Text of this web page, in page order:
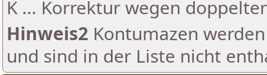
K ... Korrektur wegen
Hinweis2 Kontumazen
und sind in der Liste nicht